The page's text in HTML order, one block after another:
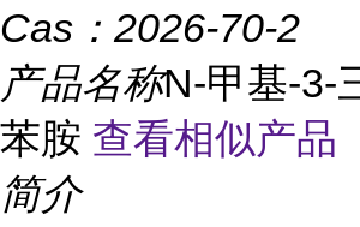
Cas： 2026-70-2
产品名称N-甲基-3-
苯胺 查看相似产品
简介